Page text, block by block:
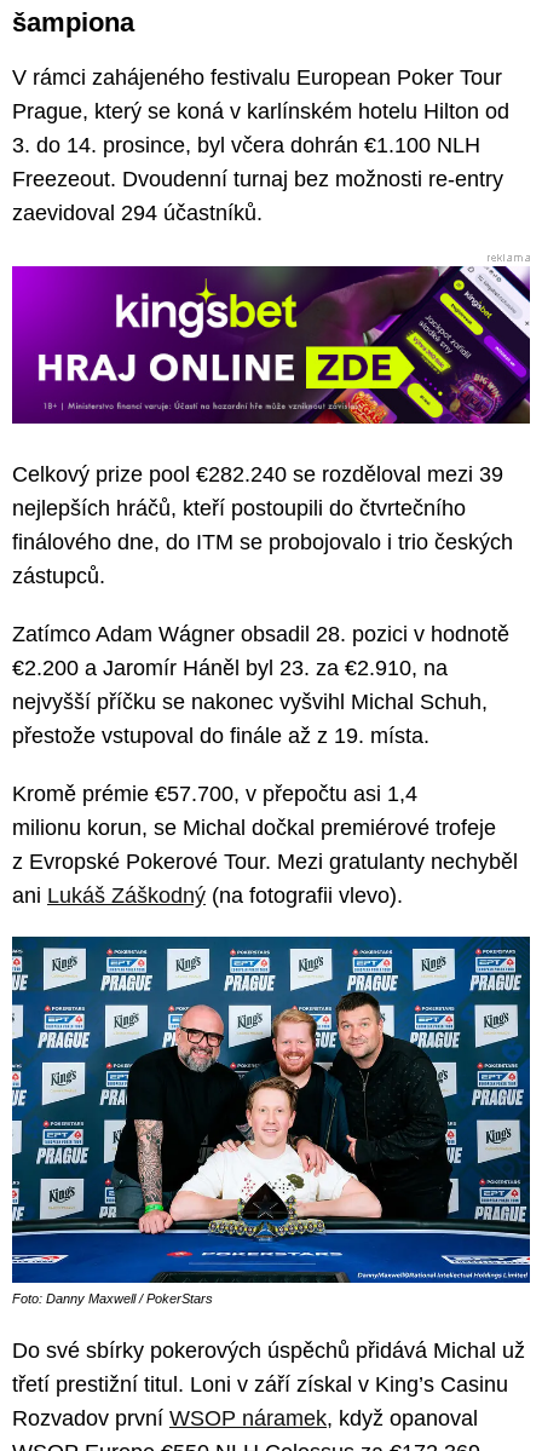
šampiona
V rámci zahájeného festivalu European Poker Tour
Prague, který se koná v karlínském hotelu Hilton od
3. do 14. prosince, byl včera dohrán €1.100 NLH
Freezeout. Dvoudenní turnaj bez možnosti re-entry
zaevidoval 294 účastníků.
Celkový prize pool €282.240 se rozděloval mezi 39
nejlepších hráčů, kteří postoupili do čtvrtečního
finálového dne, do ITM se probojovalo i trio českých
zástupců.
Zatímco Adam Wágner obsadil 28. pozici v hodnotě
€2.200 a Jaromír Háněl byl 23. za €2.910, na
nejvyšší příčku se nakonec vyšvihl Michal Schuh,
přestože vstupoval do finále až z 19. místa.
Kromě prémie €57.700, v přepočtu asi 1,4
milionu korun, se Michal dočkal premiérové trofeje
z Evropské Pokerové Tour. Mezi gratulanty nechyběl
ani Lukáš Záškodný (na fotografii vlevo).
Foto: Danny Maxwell / PokerStars
Do své sbírky pokerových úspěchů přidává Michal už
třetí prestižní titul. Loni v září získal v King’s Casinu
Rozvadov první WSOP náramek, když opanoval